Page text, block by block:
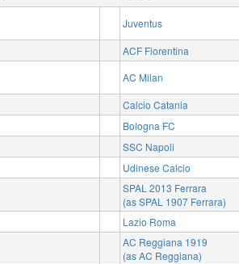
Juventus
ACF Fiorentina
AC Milan
Calcio Catania
Bologna FC
SSC Napoli
Udinese Calcio
SPAL 2013 Ferrara
(as SPAL 1907 Ferrara)
Lazio Roma
AC Reggiana 1919
(as AC Reggiana)